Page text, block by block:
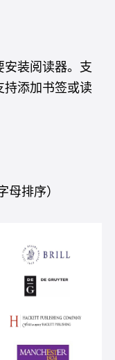
安装阅读器。支
持添加书签或读
母排序）